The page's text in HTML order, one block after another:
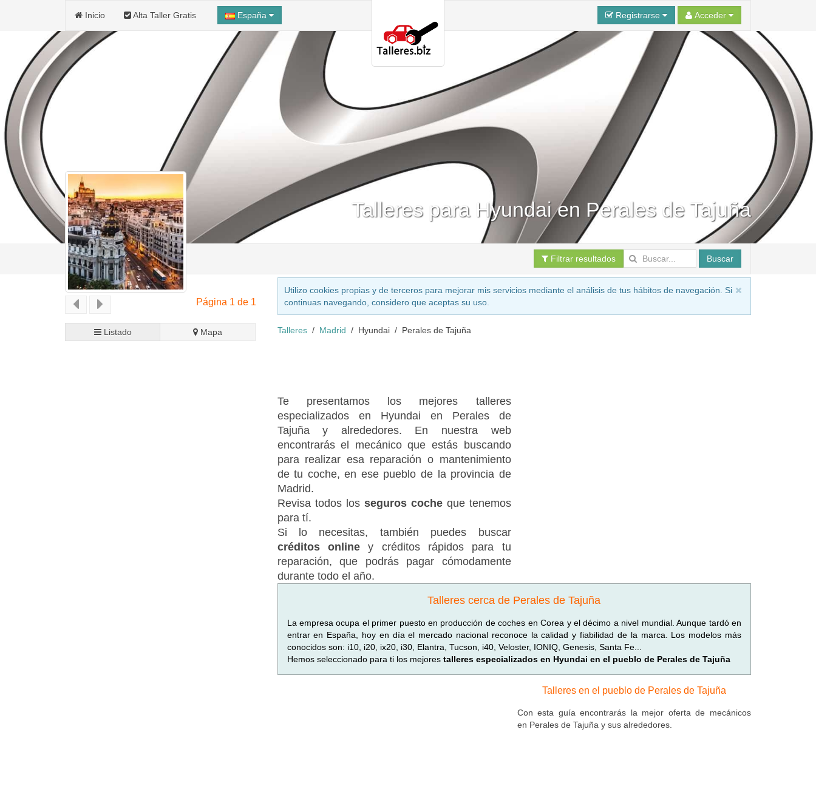
Inicio Alta Taller Gratis España Registrarse Acceder
Talleres para Hyundai en Perales de Tajuña
Filtrar resultados Buscar
Página 1 de 1
Listado Mapa
Utilizo cookies propias y de terceros para mejorar mis servicios mediante el análisis de tus hábitos de navegación. Si
continuas navegando, considero que aceptas su uso.
Talleres Madrid Hyundai Perales de Tajuña
Te presentamos los mejores talleres
especializados en Hyundai en Perales de
Tajuña y alrededores. En nuestra web
encontrarás el mecánico que estás buscando
para realizar esa reparación o mantenimiento
de tu coche, en ese pueblo de la provincia de
Madrid.
Revisa todos los seguros cocheque tenemos
para tí.
Si lo necesitas, también puedes buscar
créditos onliney créditos rápidos para tu
reparación, que podrás pagar cómodamente
durante todo el año.
Talleres cerca de Perales de Tajuña
La empresa ocupa el primer puesto en producción de coches en Corea y el décimo a nivel mundial. Aunque tardó en
entrar en España, hoy en día el mercado nacional reconoce la calidad y fiabilidad de la marca. Los modelos más
conocidos son: i10, i20, ix20, i30, Elantra, Tucson, i40, Veloster, IONIQ, Genesis, Santa Fe...
Hemos seleccionado para ti los mejores talleres especializados en Hyundai en el pueblo de Perales de Tajuña
Talleres en el pueblo de Perales de Tajuña
Con esta guía encontrarás la mejor oferta de mecánicos
en Perales de Tajuña y sus alrededores.